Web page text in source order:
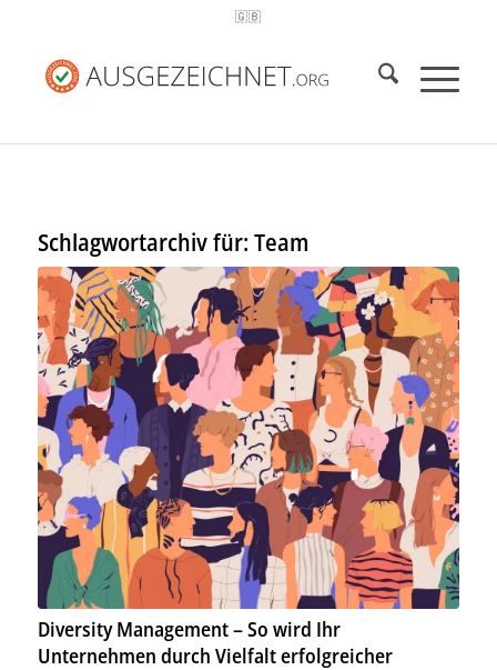
🇬🇧
Schlagwortarchiv für: Team
Diversity Management – So wird Ihr
Unternehmen durch Vielfalt erfolgreicher